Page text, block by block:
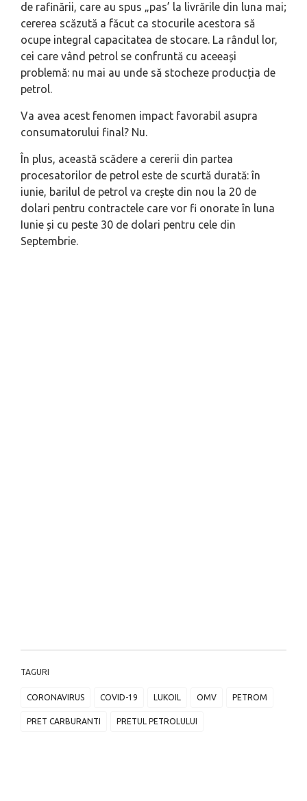
de rafinării, care au spus „pas’ la livrările din luna mai;
cererea scăzută a făcut ca stocurile acestora să
ocupe integral capacitatea de stocare. La rândul lor,
cei care vând petrol se confruntă cu aceeași
problemă: nu mai au unde să stocheze producția de
petrol.
Va avea acest fenomen impact favorabil asupra
consumatorului final? Nu.
În plus, această scădere a cererii din partea
procesatorilor de petrol este de scurtă durată: în
iunie, barilul de petrol va crește din nou la 20 de
dolari pentru contractele care vor fi onorate în luna
Iunie și cu peste 30 de dolari pentru cele din
Septembrie.
TAGURI
CORONAVIRUS COVID-19 LUKOIL OMV PETROM
PRET CARBURANTI PRETUL PETROLULUI